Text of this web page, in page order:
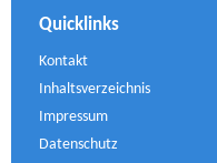
Quicklinks
Kontakt
Inhaltsverzeichnis
Impressum
Datenschutz